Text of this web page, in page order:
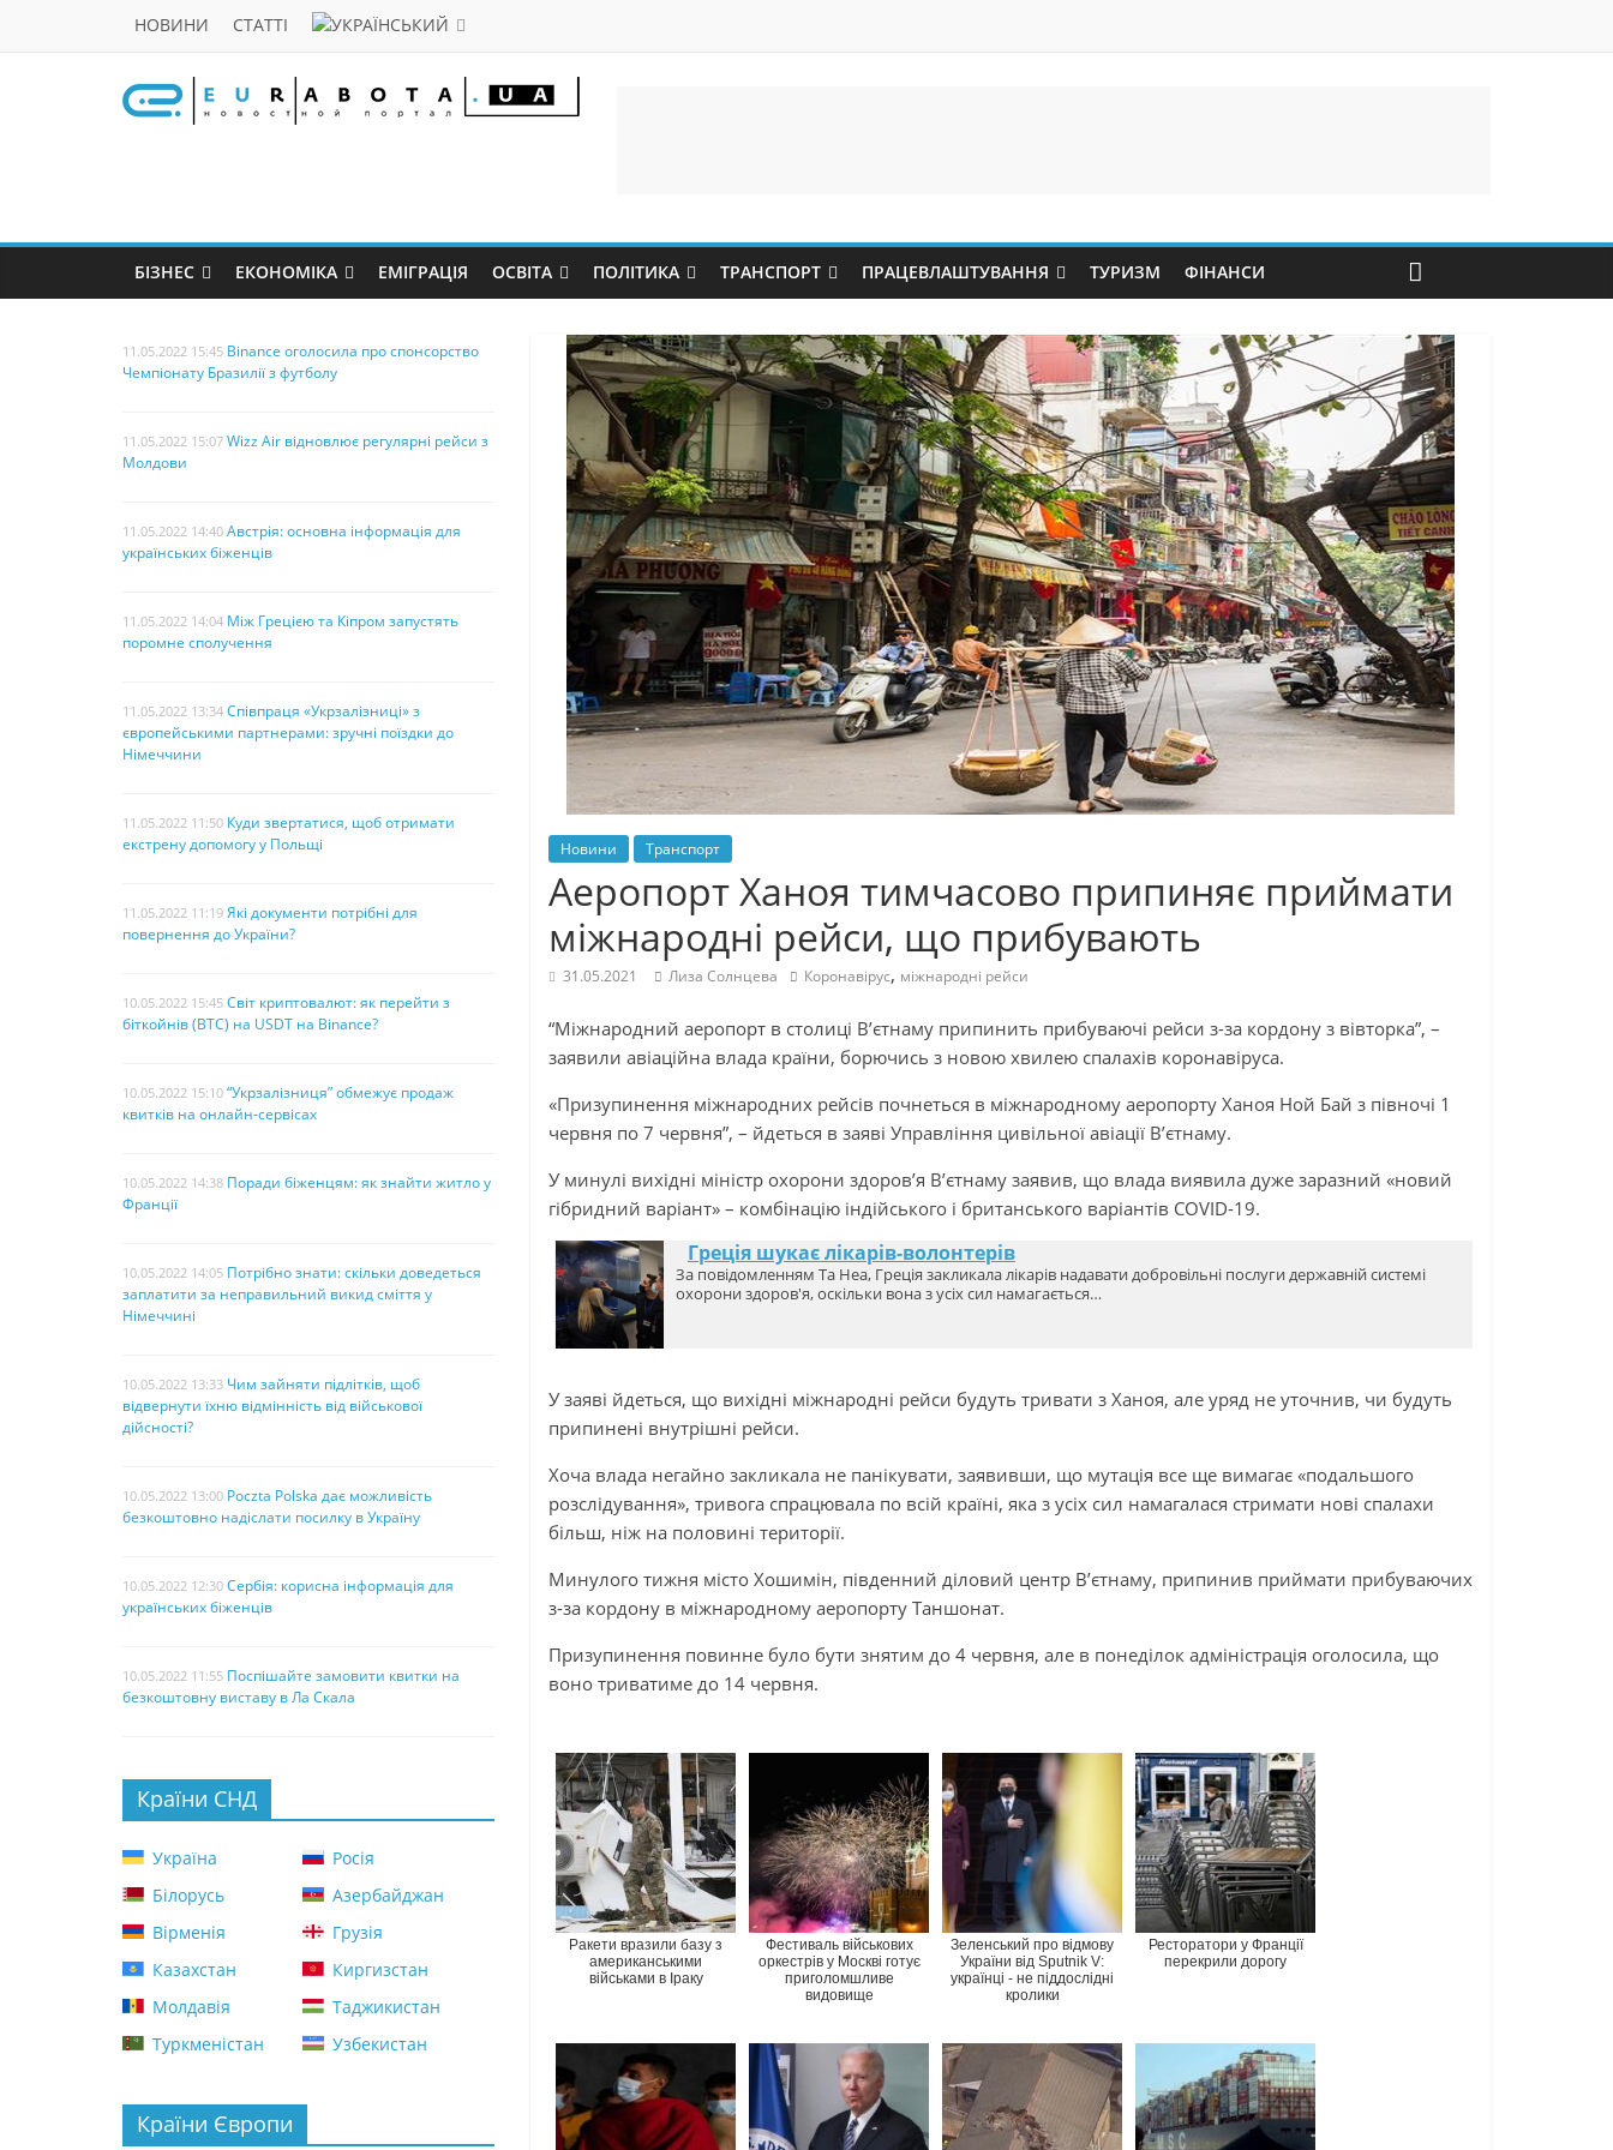
НОВИНИ СТАТТІ
БІЗНЕС ЕКОНОМІКА ЕМІГРАЦІЯ ОСВІТА ПОЛІТИКА ТРАНСПОРТ ПРАЦЕВЛАШТУВАННЯ ТУРИЗМ ФІНАНСИ
Новини Транспорт
Аеропорт Ханоя тимчасово припиняє приймати
міжнародні рейси, що прибувають
31.05.2021 Лиза Солнцева Коронавірус, міжнародні рейси
“Міжнародний аеропорт в столиці В’єтнаму припинить прибуваючі рейси з-за кордону з вівторка”, –
заявили авіаційна влада країни, борючись з новою хвилею спалахів коронавіруса.
«Призупинення міжнародних рейсів почнеться в міжнародному аеропорту Ханоя Ной Бай з півночі 1
червня по 7 червня”, – йдеться в заяві Управління цивільної авіації В’єтнаму.
У минулі вихідні міністр охорони здоров’я В’єтнаму заявив, що влада виявила дуже заразний «новий
гібридний варіант» – комбінацію індійського і британського варіантів COVID-19.
Греція шукає лікарів-волонтерів
За повідомленням Та Неа, Греція закликала лікарів надавати добровільні послуги державній системі
охорони здоров'я, оскільки вона з усіх сил намагається…
У заяві йдеться, що вихідні міжнародні рейси будуть тривати з Ханоя, але уряд не уточнив, чи будуть
припинені внутрішні рейси.
Хоча влада негайно закликала не панікувати, заявивши, що мутація все ще вимагає «подальшого
розслідування», тривога спрацювала по всій країні, яка з усіх сил намагалася стримати нові спалахи
більш, ніж на половині території.
Минулого тижня місто Хошимін, південний діловий центр В’єтнаму, припинив приймати прибуваючих
з-за кордону в міжнародному аеропорту Таншонат.
Призупинення повинне було бути знятим до 4 червня, але в понеділок адміністрація оголосила, що
воно триватиме до 14 червня.
Ракети вразили базу з
американськими
військами в Іраку
Фестиваль військових
оркестрів у Москві готує
приголомшливе
видовище
Зеленський про відмову
України від Sputnik V:
українці - не піддослідні
кролики
Ресторатори у Франції
перекрили дорогу
11.05.2022 15:45 Binance оголосила про спонсорство
Чемпіонату Бразилії з футболу
11.05.2022 15:07 Wizz Air відновлює регулярні рейси з
Молдови
11.05.2022 14:40 Австрія: основна інформація для
українських біженців
11.05.2022 14:04 Між Грецією та Кіпром запустять
поромне сполучення
11.05.2022 13:34 Співпраця «Укрзалізниці» з
європейськими партнерами: зручні поїздки до
Німеччини
11.05.2022 11:50 Куди звертатися, щоб отримати
екстрену допомогу у Польщі
11.05.2022 11:19 Які документи потрібні для
повернення до України?
10.05.2022 15:45 Світ криптовалют: як перейти з
біткойнів (BTC) на USDT на Binance?
10.05.2022 15:10 “Укрзалізниця” обмежує продаж
квитків на онлайн-сервісах
10.05.2022 14:38 Поради біженцям: як знайти житло у
Франції
10.05.2022 14:05 Потрібно знати: скільки доведеться
заплатити за неправильний викид сміття у
Німеччині
10.05.2022 13:33 Чим зайняти підлітків, щоб
відвернути їхню відмінність від військової
дійсності?
10.05.2022 13:00 Poczta Polska дає можливість
безкоштовно надіслати посилку в Україну
10.05.2022 12:30 Сербія: корисна інформація для
українських біженців
10.05.2022 11:55 Поспішайте замовити квитки на
безкоштовну виставу в Ла Скала
Країни СНД
Україна
Росія
Білорусь
Азербайджан
Вірменія
Грузія
Казахстан
Киргизстан
Молдавія
Таджикистан
Туркменістан
Узбекистан
Країни Європи